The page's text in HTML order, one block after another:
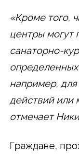
«Кроме того,
центры могут
санаторно-
например,
действий или
отмечает
Граждане,